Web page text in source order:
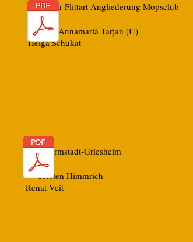
Angliederung Mopsclub
CAC
Annamarià Tarjan (U)
Helga Schukat
Griesheim
CAC
Himmrich
Renat Veit